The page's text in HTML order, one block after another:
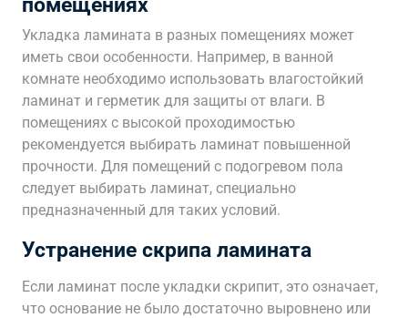
Укладка ламината в разных помещениях может
иметь свои особенности. Например, в ванной
комнате необходимо использовать влагостойкий
ламинат и герметик для защиты от влаги. В
помещениях с высокой проходимостью
рекомендуется выбирать ламинат повышенной
прочности. Для помещений с подогревом пола
следует выбирать ламинат, специально
предназначенный для таких условий.
Устранение скрипа ламината
Если ламинат после укладки скрипит, это означает,
что основание не было достаточно выровнено или